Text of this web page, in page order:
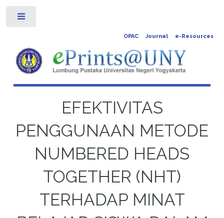
OPAC Journal e-Resources
EFEKTIVITAS
PENGGUNAAN METODE
NUMBERED HEADS
TOGETHER (NHT)
TERHADAP MINAT